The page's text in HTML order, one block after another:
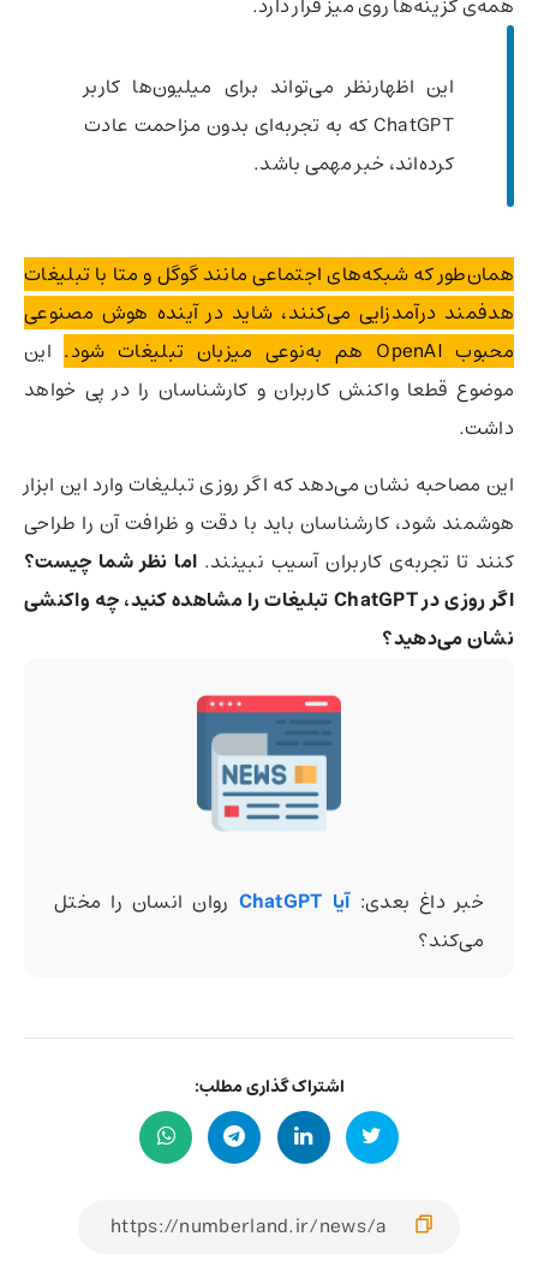
این اظهارنظر می‌تواند برای میلیون‌ها کاربر
ChatGPT که به تجربه‌ای بدون مزاحمت عادت
کرده‌اند، خبر مهمی باشد.
همان‌طور که شبکه‌های اجتماعی مانند گوگل و متا با تبلیغات
هدفمند درآمدزایی می‌کنند، شاید در آینده هوش مصنوعی
محبوب OpenAI هم به‌نوعی میزبان تبلیغات شود.
این
موضوع قطعا واکنش کاربران و کارشناسان را در پی خواهد
داشت.
این مصاحبه نشان می‌دهد که اگر روزی تبلیغات وارد این ابزار
هوشمند شود، کارشناسان باید با دقت و ظرافت آن را طراحی
کنند تا تجربه‌ی کاربران آسیب نبینند. اما نظر شما چیست؟
اگر روزی در ChatGPT تبلیغات را مشاهده کنید، چه واکنشی
نشان می‌دهید؟
خبر داغ بعدی:آیا ChatGPT
روان انسان را مختل
می‌کند؟
اشتراک گذاری مطلب: